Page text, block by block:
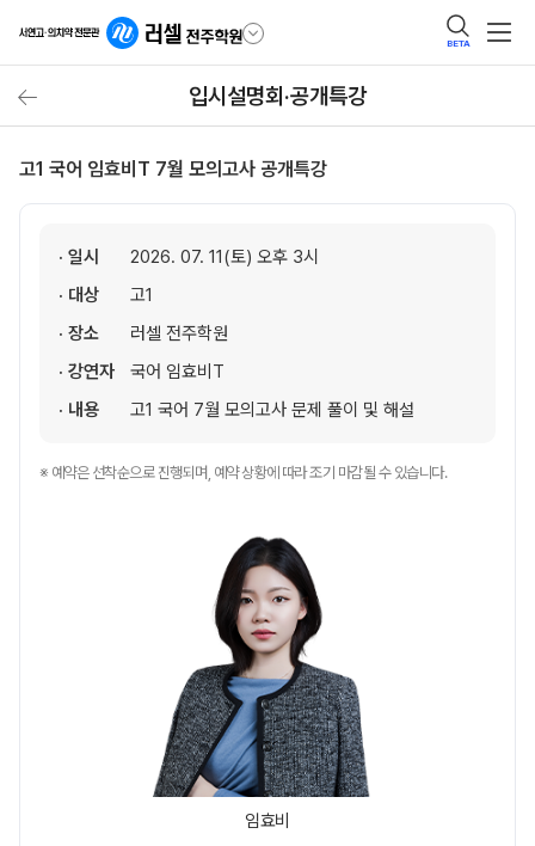
BETA
입시설명회·공개특강
고1 국어 임효비T 7월 모의고사 공개특강
· 일시
2026. 07. 11(토) 오후 3시
· 대상
고1
· 장소
러셀 전주학원
· 강연자
국어 임효비T
· 내용
고1 국어 7월 모의고사 문제 풀이 및 해설
※ 예약은 선착순으로 진행되며, 예약 상황에 따라 조기 마감될 수 있습니다.
임효비